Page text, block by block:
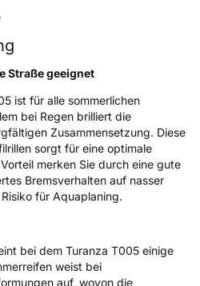
Straße geeignet
ist für alle sommerlichen
bei Regen brilliert die
Zusammensetzung. Diese
sorgt für eine optimale
merken Sie durch eine gute
Bremsverhalten auf nasser
für Aquaplaning.
bei dem Turanza T005 einige
weist bei
auf, wovon die